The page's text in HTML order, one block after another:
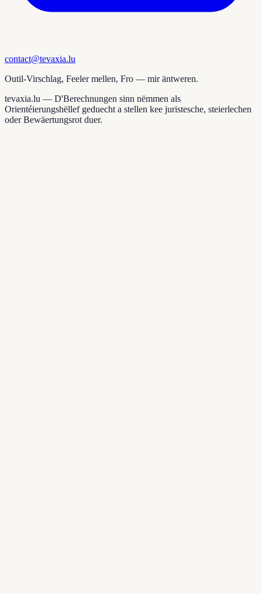
contact@tevaxia.lu
Outil-Virschlag, Feeler mellen, Fro — mir äntweren.
tevaxia.lu — D'Berechnungen sinn nëmmen als
Orientéierungshëllef geduecht a stellen kee juristesche, steierlechen
oder Bewäertungsrot duer.